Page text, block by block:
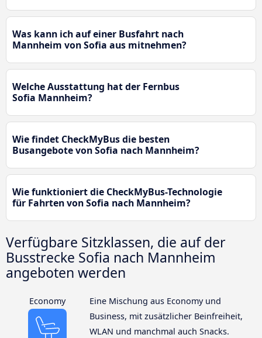
Was kann ich auf einer Busfahrt nach
Mannheim von Sofia aus mitnehmen?
Welche Ausstattung hat der Fernbus
Sofia Mannheim?
Wie findet CheckMyBus die besten
Busangebote von Sofia nach Mannheim?
Wie funktioniert die CheckMyBus-Technologie
für Fahrten von Sofia nach Mannheim?
Verfügbare Sitzklassen, die auf der
Busstrecke Sofia nach Mannheim
angeboten werden
Economy
Eine Mischung aus Economy und
Business, mit zusätzlicher Beinfreiheit,
WLAN und manchmal auch Snacks.